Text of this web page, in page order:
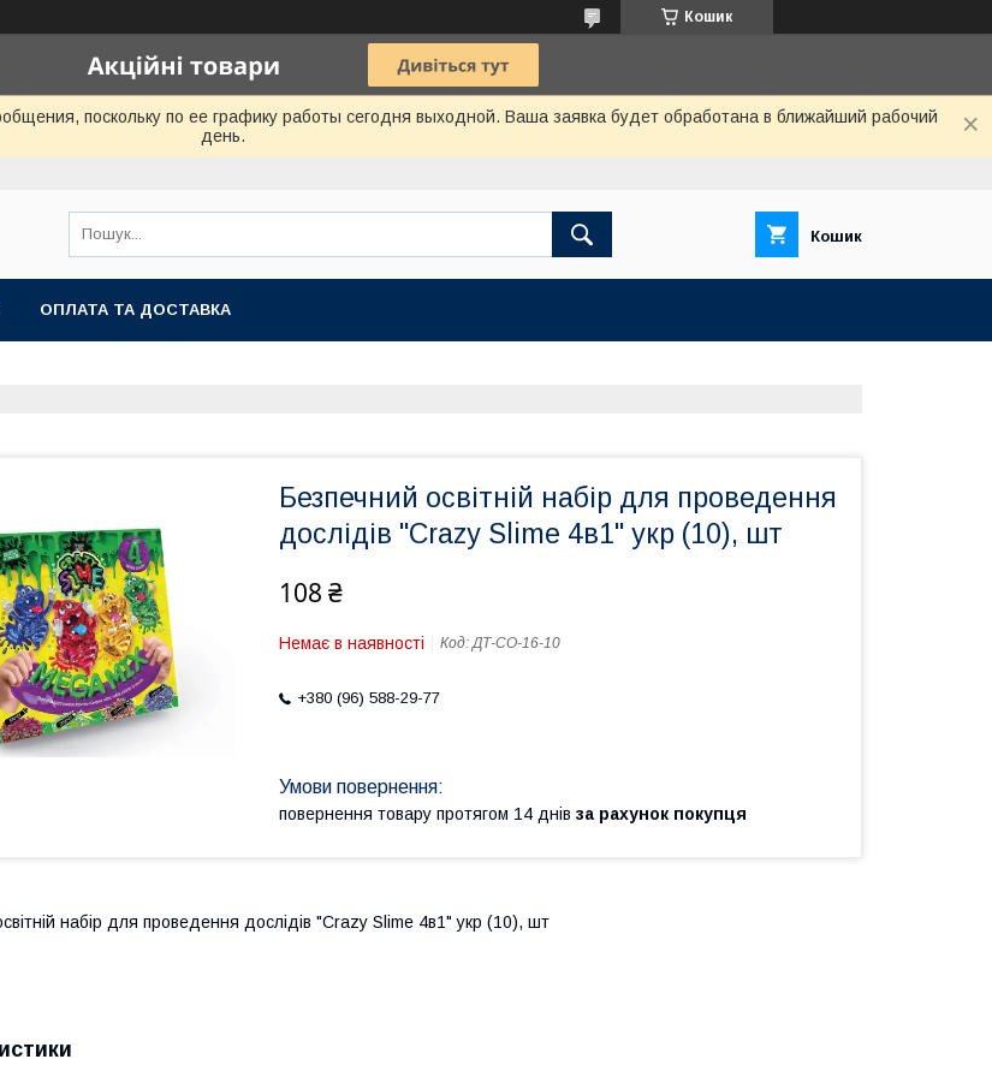
Кошик
поскольку по ее графику работы сегодня выходной. Ваша заявка будет обработана в ближайший рабочий
день.
Кошик
ОПЛАТА ТА ДОСТАВКА
Безпечний освітній набір для проведення
дослідів "Crazy Slime 4в1" укр (10), шт
108 ₴
Немає в наявності Код:ДТ-СО-16-10
+380 (96) 588-29-77
повернення товару протягом 14 днів за рахунок покупця
набір для проведення дослідів "Crazy Slime 4в1" укр (10), шт